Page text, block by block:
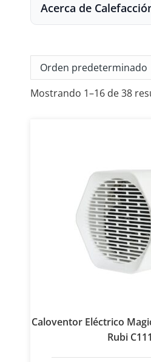
Acerca de
Mostrando 1–16 de 38
Caloventor Eléctrico
Rubi